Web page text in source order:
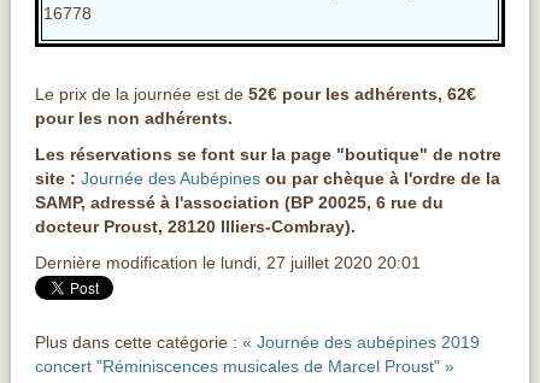
16778
Le prix de la journée est de 52€ pour les adhérents, 62€
pour les non adhérents.
Les réservations se font sur la page "boutique" de notre
site : Journée des Aubépinesou par chèque à l'ordre de la
SAMP, adressé à l'association (BP 20025, 6 rue du
docteur Proust, 28120 Illiers-Combray).
Dernière modification le lundi, 27 juillet 2020 20:01
Plus dans cette catégorie : « Journée des aubépines 2019
concert "Réminiscences musicales de Marcel Proust" »